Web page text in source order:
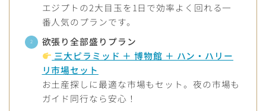
エジプトの2大目玉を1日で効率よく回れる一
番人気のプランです。
欲張り全部盛りプラン
三大ピラミッド ＋ 博物館 ＋ ハン・ハリー
リ市場セット
お土産探しに最適な市場もセット。夜の市場も
ガイド同行なら安心！